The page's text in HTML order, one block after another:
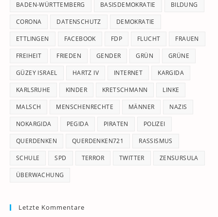
BADEN-WÜRTTEMBERG BASISDEMOKRATIE BILDUNG
CORONA DATENSCHUTZ DEMOKRATIE
ETTLINGEN FACEBOOK FDP FLUCHT FRAUEN
FREIHEIT FRIEDEN GENDER GRÜN GRÜNE
GÜZEY ISRAEL HARTZ IV INTERNET KARGIDA
KARLSRUHE KINDER KRETSCHMANN LINKE
MALSCH MENSCHENRECHTE MÄNNER NAZIS
NOKARGIDA PEGIDA PIRATEN POLIZEI
QUERDENKEN QUERDENKEN721 RASSISMUS
SCHULE SPD TERROR TWITTER ZENSURSULA
ÜBERWACHUNG
Letzte Kommentare